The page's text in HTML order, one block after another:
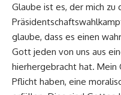
Glaube ist es, der mich zu
glaube, dass es einen
Gott jeden von uns aus
hierhergebracht hat. Mein
Pflicht haben, eine